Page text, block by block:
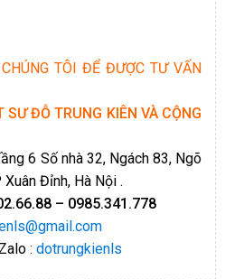
TÔI ĐỂ ĐƯỢC TƯ VẤN
ĐỖ TRUNG KIÊN VÀ CỘNG
6 Số nhà 32, Ngách 83, Ngõ
Đỉnh, Hà Nội .
– 0985.341.778
: dotrungkienls